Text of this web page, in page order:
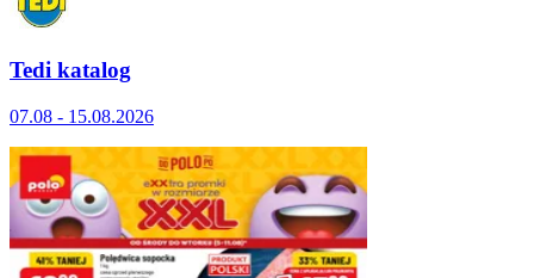
Tedi katalog
07.08 - 15.08.2026